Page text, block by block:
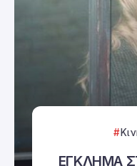
ΕΓΚΛΗΜΑ